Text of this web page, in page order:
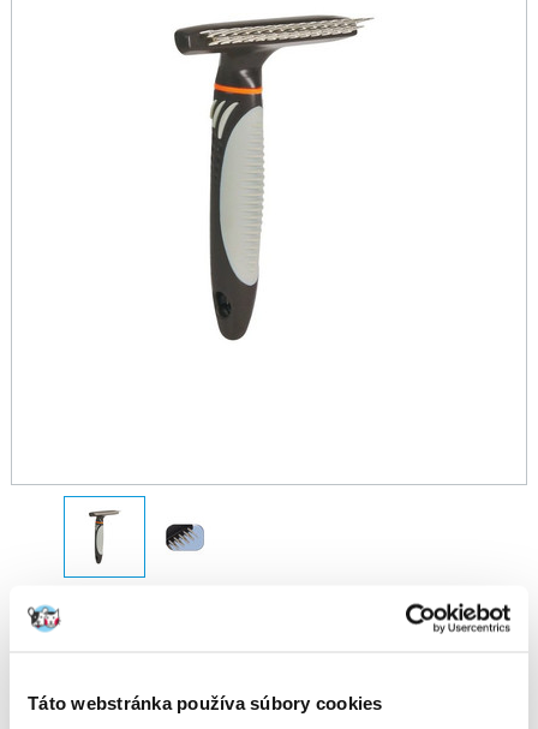
Táto webstránka používa súbory cookies
TRIXIE Hrebeň kovový dvojradový pre dlhosrsté
psy 10 × 15 cm